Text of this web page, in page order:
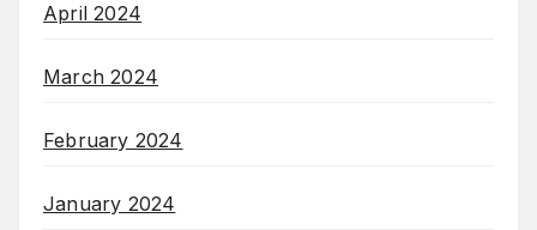
April 2024
March 2024
February 2024
January 2024